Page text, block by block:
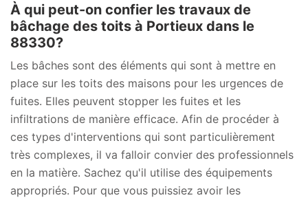
À qui peut-on confier les travaux de
bâchage des toits à Portieux dans le
88330?
Les bâches sont des éléments qui sont à mettre en
place sur les toits des maisons pour les urgences de
fuites. Elles peuvent stopper les fuites et les
infiltrations de manière efficace. Afin de procéder à
ces types d'interventions qui sont particulièrement
très complexes, il va falloir convier des professionnels
en la matière. Sachez qu'il utilise des équipements
appropriés. Pour que vous puissiez avoir les